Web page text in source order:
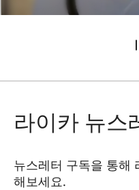
라이카 뉴스
뉴스레터 구독을 통해
해보세요.